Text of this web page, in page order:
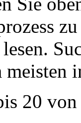
meisten
20